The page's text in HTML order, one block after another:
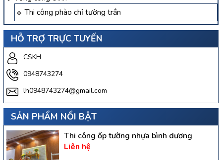
Thi công phào chỉ tường trần
HỖ TRỢ TRỰC TUYẾN
CSKH
0948743274
lh0948743274@gmail.com
SẢN PHẨM NỔI BẬT
Thi công ốp tường nhựa bình dương
Liên hệ